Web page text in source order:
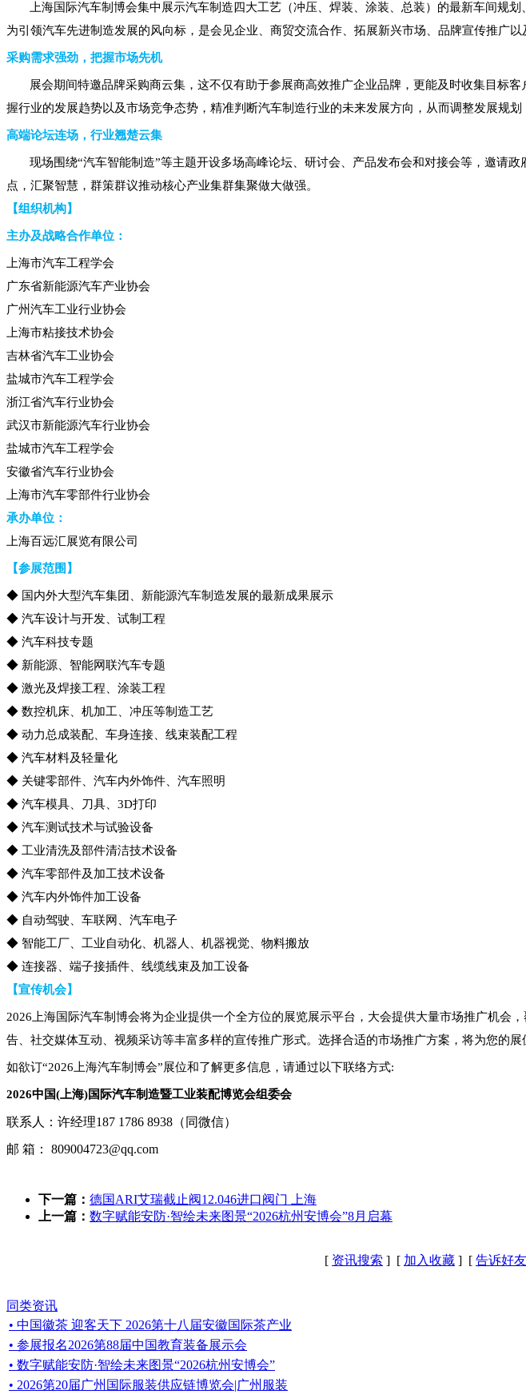
上海国际汽车制博会集中展示汽车制造四大工艺（冲压、焊装、涂装、总装）的最新车间规
为引领汽车先进制造发展的风向标，是会见企业、商贸交流合作、拓展新兴市场、品牌宣传推广以
采购需求强劲，把握市场先机
展会期间特邀品牌采购商云集，这不仅有助于参展商高效推广企业品牌，更能及时收集目标
握行业的发展趋势以及市场竞争态势，精准判断汽车制造行业的未来发展方向，从而调整发展规划
高端论坛连场，行业翘楚云集
现场围绕“汽车智能制造”等主题开设多场高峰论坛、研讨会、产品发布会和对接会等，邀请
点，汇聚智慧，群策群议推动核心产业集群集聚做大做强。
【组织机构】
主办及战略合作单位：
上海市汽车工程学会
广东省新能源汽车产业协会
广州汽车工业行业协会
上海市粘接技术协会
吉林省汽车工业协会
盐城市汽车工程学会
浙江省汽车行业协会
武汉市新能源汽车行业协会
盐城市汽车工程学会
安徽省汽车行业协会
上海市汽车零部件行业协会
承办单位：
上海百远汇展览有限公司
【参展范围】
◆ 国内外大型汽车集团、新能源汽车制造发展的最新成果展示
◆ 汽车设计与开发、试制工程
◆ 汽车科技专题
◆ 新能源、智能网联汽车专题
◆ 激光及焊接工程、涂装工程
◆ 数控机床、机加工、冲压等制造工艺
◆ 动力总成装配、车身连接、线束装配工程
◆ 汽车材料及轻量化
◆ 关键零部件、汽车内外饰件、汽车照明
◆ 汽车模具、刀具、3D打印
◆ 汽车测试技术与试验设备
◆ 工业清洗及部件清洁技术设备
◆ 汽车零部件及加工技术设备
◆ 汽车内外饰件加工设备
◆ 自动驾驶、车联网、汽车电子
◆ 智能工厂、工业自动化、机器人、机器视觉、物料搬放
◆ 连接器、端子接插件、线缆线束及加工设备
【宣传机会】
2026上海国际汽车制博会将为企业提供一个全方位的展览展示平台，大会提供大量市场推广机
告、社交媒体互动、视频采访等丰富多样的宣传推广形式。选择合适的市场推广方案，将为您的展
如欲订“2026上海汽车制博会”展位和了解更多信息，请通过以下联络方式:
2026中国(上海)国际汽车制造暨工业装配博览会组委会
联系人：许经理187 1786 8938（同微信）
邮 箱： 809004723@qq.com
下一篇： 德国ARI艾瑞截止阀12.046进口阀门 上海
上一篇： 数字赋能安防·智绘未来图景“2026杭州安博会”8月启幕
[ 资讯搜索 ] [ 加入收藏 ] [ 告诉好友
同类资讯
• 中国徽茶 迎客天下 2026第十八届安徽国际茶产业
• 参展报名2026第88届中国教育装备展示会
• 数字赋能安防·智绘未来图景“2026杭州安博会”
• 2026第20届广州国际服装供应链博览会|广州服装